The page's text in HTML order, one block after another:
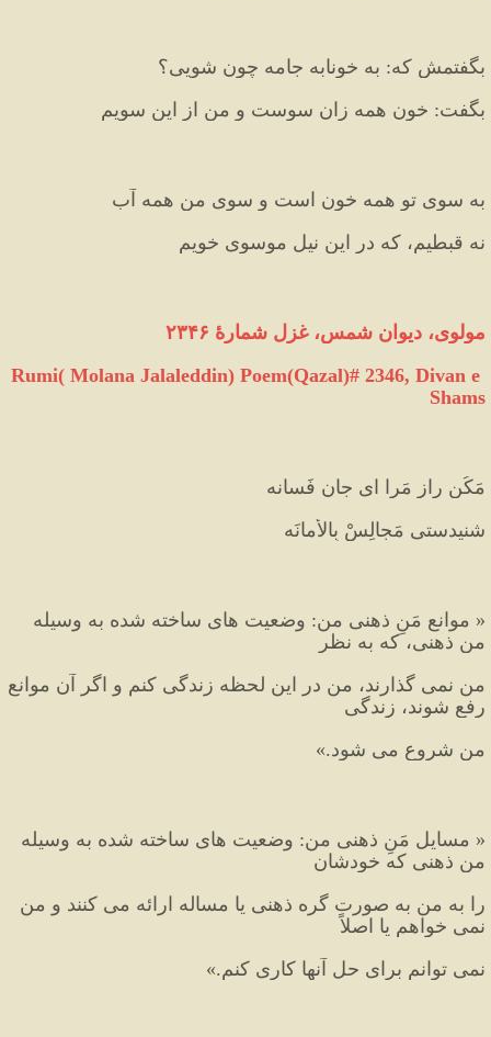
بگفتمش که: به خونابه جامه چون شویی؟
بگفت: خون همه زان سوست و من از این سویم
به سویِ تو همه خون است و سویِ من همه آب
نه قبطیم، که در این نیل موسوی خویم
مولوی، دیوان شمس، غزل شمارهٔ ۲۳۴۶
Rumi( Molana Jalaleddin) Poem(Qazal)# 2346, Divan e
Shams
مَکُن رازِ مَرا ای جان فَسانه
شنیدستی مَجالِسْ بِالأَمانَه
من ذهنی، که به نظر
رفع شوند، زندگی
من شروع می شود.»
من ذهنی که خودشان
نمی خواهم یا اصلاً
نمی توانم برای حل آنها کاری کنم.»